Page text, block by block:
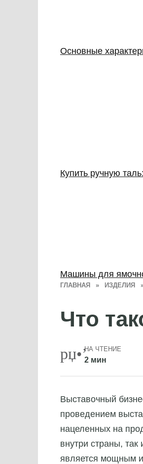
ГЛАВНАЯ » ИЗДЕЛИЯ
Что
НА ЧТЕНИЕ
2 мин
Выставочный
проведением
нацеленных на
внутри страны,
является мощным
Основные
Купить ручную
Машины для